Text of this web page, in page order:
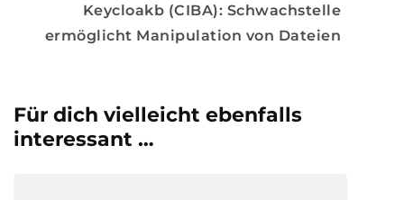
Keycloakb (CIBA): Schwachstelle
ermöglicht Manipulation von Dateien
Für dich vielleicht ebenfalls
interessant …